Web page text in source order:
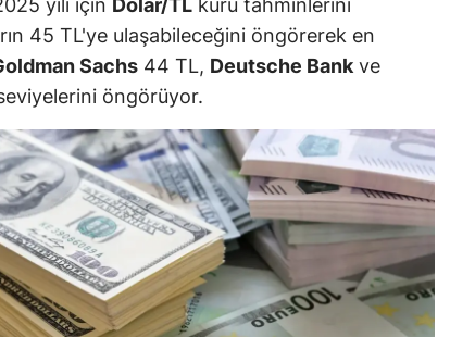
Samsun
Siirt
Sinop
Sivas
Tekirdağ
Tokat
Trabzon
yılı için Dolar/TL kuru tahminlerini
45 TL'ye ulaşabileceğini öngörerek en
Sachs 44 TL, Deutsche Bankve
öngörüyor.